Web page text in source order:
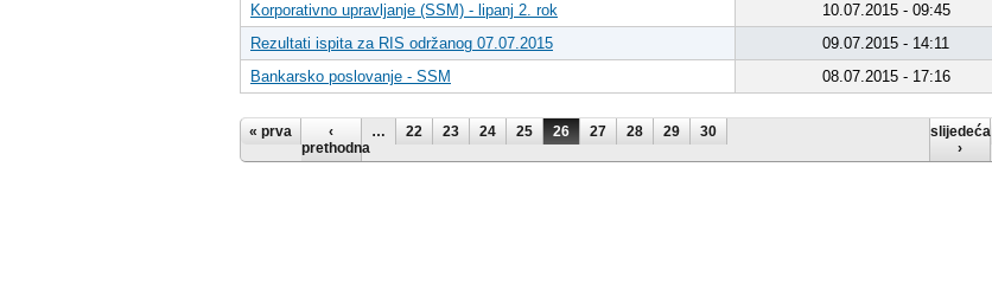
Korporativno upravljanje (SSM) - lipanj 2. rok
10.07.2015 - 09:45
Rezultati ispita za RIS održanog 07.07.2015
09.07.2015 - 14:11
Bankarsko poslovanje - SSM
08.07.2015 - 17:16
Stranice
« prva
‹
prethodna
… 22 23 24 25 26 27 28 29 30
slijedeća
›